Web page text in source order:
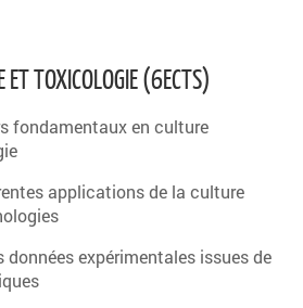
ET TOXICOLOGIE (6ECTS)
fondamentaux en culture
applications de la culture
données expérimentales issues de